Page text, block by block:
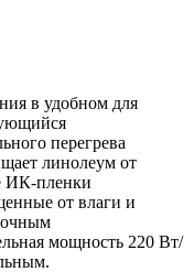
в удобном для
перегрева
линолеум от
ИК-пленки
от влаги и
мощность 220 Вт/